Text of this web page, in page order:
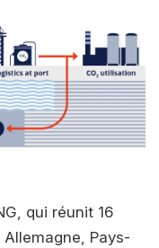
qui réunit 16
Pays-